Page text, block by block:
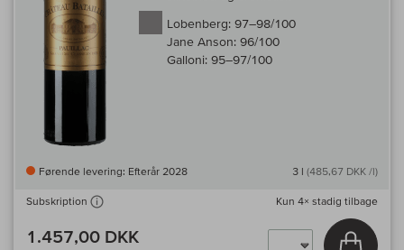
Lobenberg: 97–98/100
Jane Anson: 96/100
Galloni: 95–97/100
Førende levering: Efterår 2028 3 l (485,67 DKK /l)
Subskription Kun 4× stadig tilbage
1.457,00 DKK Læg i